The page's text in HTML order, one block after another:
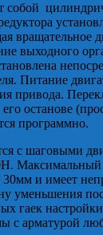
собой
вращательное
выходного
Питание
привода.
останове
программно.
с шаговыми
30мм и имеет
уменьшения
гаек настройки
с арматурой